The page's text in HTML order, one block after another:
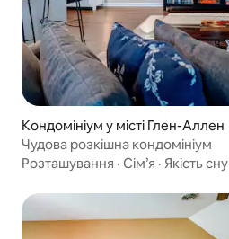
Кондомініум у місті Глен-Аллен
Чудова розкішна кондомініум
Розташування · Сім’я · Якість сну